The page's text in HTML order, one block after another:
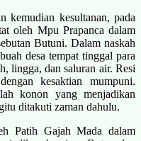
kemudian kesultanan, pada
oleh Mpu Prapanca dalam
Butuni. Dalam naskah
desa tempat tinggal para
lingga, dan saluran air. Resi
kesaktian mumpuni.
konon yang menjadikan
ditakuti zaman dahulu.
Patih Gajah Mada dalam